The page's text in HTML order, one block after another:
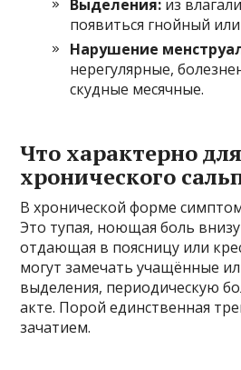
Выделения: из
появиться гнойный
Нарушение
нерегулярные,
скудные месячные.
Что характерно для
хронического
В хронической форме
Это тупая, ноющая боль
отдающая в поясницу или
могут замечать учащённые
выделения, периодическую
акте. Порой единственная
зачатием.